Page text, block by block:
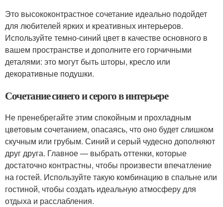
Это высококонтрастное сочетание идеально подойдет
для любителей ярких и креативных интерьеров.
Используйте темно-синий цвет в качестве основного в
вашем пространстве и дополните его горчичными
деталями: это могут быть шторы, кресло или
декоративные подушки.
Сочетание синего и серого в интерьере
Не пренебрегайте этим спокойным и прохладным
цветовым сочетанием, опасаясь, что оно будет слишком
скучным или грубым. Синий и серый чудесно дополняют
друг друга. Главное — выбрать оттенки, которые
достаточно контрастны, чтобы произвести впечатление
на гостей. Используйте такую комбинацию в спальне или
гостиной, чтобы создать идеальную атмосферу для
отдыха и расслабления.